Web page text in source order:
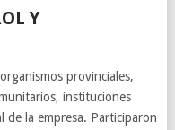
Y
provinciales,
instituciones
de la empresa. Participaron